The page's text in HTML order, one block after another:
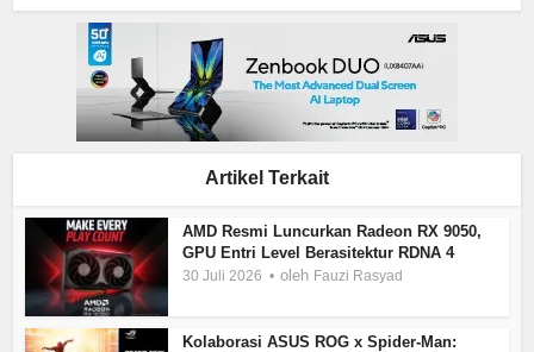
Artikel Terkait
AMD Resmi Luncurkan Radeon RX 9050,
GPU Entri Level Berasitektur RDNA 4
30 Juli 2026 oleh Fauzi Rasyad
Kolaborasi ASUS ROG x Spider-Man: